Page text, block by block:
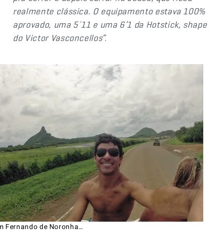
realmente clássica. O equipamento estava 100%
aprovado, uma 5´11 e uma 6’1 da Hotstick, shape
do Victor Vasconcellos”.
Fernando de Noronha…